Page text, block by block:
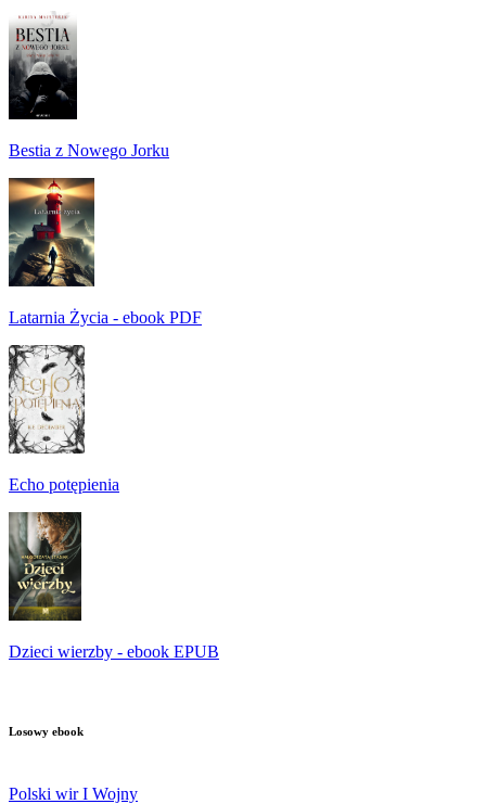
Bestia z Nowego Jorku
Latarnia Życia - ebook PDF
Echo potępienia
Dzieci wierzby - ebook EPUB
Losowy ebook
Polski wir I Wojny